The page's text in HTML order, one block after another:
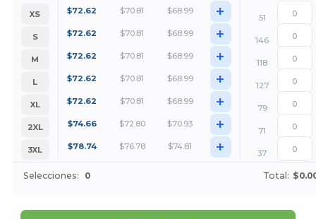
XS $72.62 $70.81 $68.99 +
51
S
$72.62 $70.81 $68.99 +
146
M
$72.62 $70.81 $68.99 +
118
L
$72.62 $70.81 $68.99 +
127
XL
$72.62 $70.81 $68.99 +
79
2XL
$74.66 $72.80 $70.93 +
71
3XL
$78.74 $76.78 $74.81 + 37
Selecciones: 0 Total: